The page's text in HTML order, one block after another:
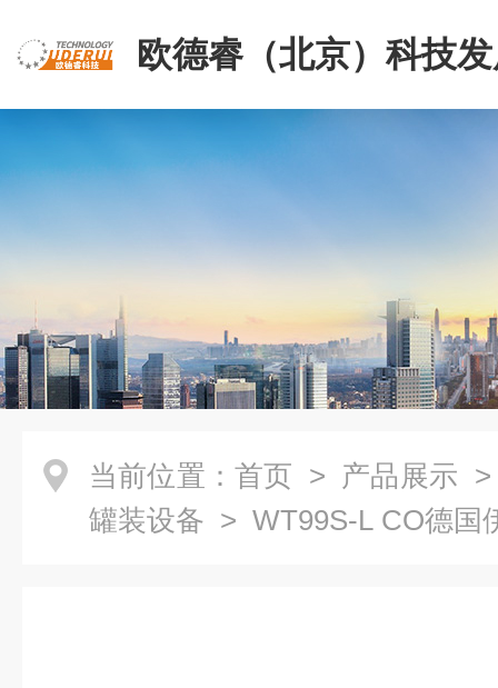
欧德睿（北京）科技
公司
当前位置： 首页 > 产品展示
罐装设备 > WT99S-L CO德国